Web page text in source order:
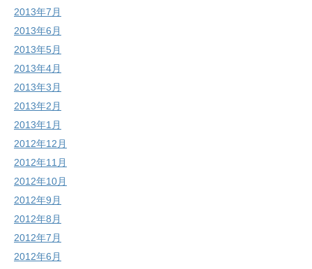
2013年7月
2013年6月
2013年5月
2013年4月
2013年3月
2013年2月
2013年1月
2012年12月
2012年11月
2012年10月
2012年9月
2012年8月
2012年7月
2012年6月